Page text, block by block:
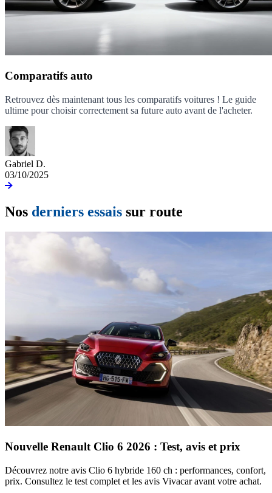
Comparatifs auto
Retrouvez dès maintenant tous les comparatifs voitures ! Le guide
ultime pour choisir correctement sa future auto avant de l'acheter.
Gabriel D.
03/10/2025
Nos derniers essais sur route
Nouvelle Renault Clio 6 2026 : Test, avis et prix
Découvrez notre avis Clio 6 hybride 160 ch : performances, confort,
prix. Consultez le test complet et les avis Vivacar avant votre achat.